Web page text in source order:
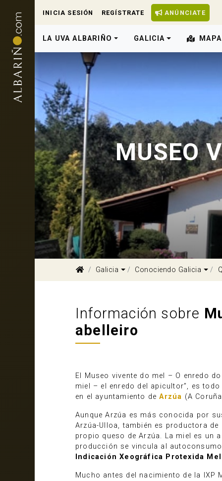
INICIA SESIÓN REGÍSTRATE ANÚNCIATE
LA UVA ALBARIÑO GALICIA MAPA
MUSEO
Galicia Dropdown
Conociendo Galicia
Información sobre
abelleiro
El Museo vivente do mel – O enredo
miel – el enredo del apicultor”, es
en el ayuntamiento deArzúa (A
Aunque Arzúa es más conocida por
Arzúa-Ulloa, también es productora
propio queso de Arzúa. La miel es un
producción se vincula al
Indicación Xeográfica Protexida
Mucho antes del nacimiento de la IXP